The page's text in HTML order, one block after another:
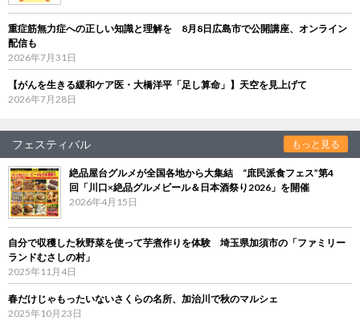
重症筋無力症への正しい知識と理解を 8月8日広島市で公開講座、オンライン
配信も
2026年7月31日
【がんを生きる緩和ケア医・大橋洋平「足し算命」】天空を見上げて
2026年7月28日
フェスティバル もっと見る
絶品屋台グルメが全国各地から大集結 “庶民派食フェス”第4
回「川口×絶品グルメビール＆日本酒祭り2026」を開催
2026年4月15日
自分で収穫した秋野菜を使って芋煮作りを体験 埼玉県加須市の「ファミリー
ランドむさしの村」
2025年11月4日
春だけじゃもったいないさくらの名所、加治川で秋のマルシェ
2025年10月23日